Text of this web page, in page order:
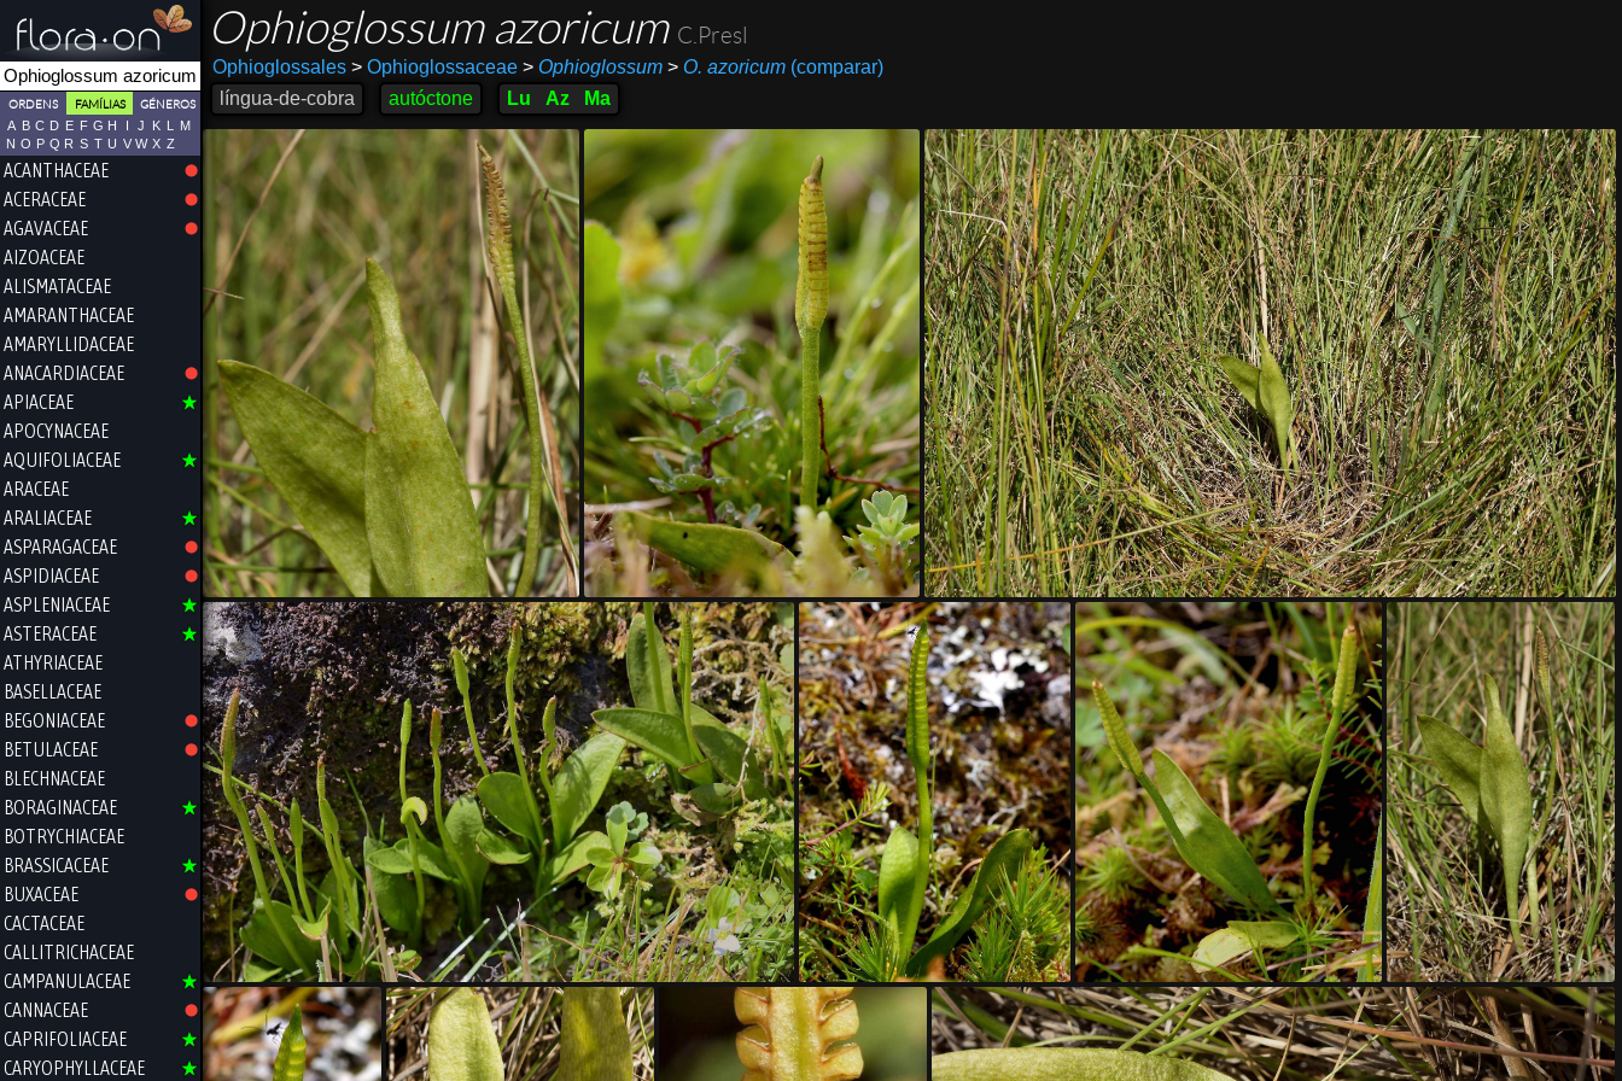
ORDENS FAMÍLIAS GÉNEROS
A B C D E F G H I J K L
M
N O P Q R S T U V W X Z
ACANTHACEAE
ACERACEAE
AGAVACEAE
AIZOACEAE
ALISMATACEAE
AMARANTHACEAE
AMARYLLIDACEAE
ANACARDIACEAE
APIACEAE
APOCYNACEAE
AQUIFOLIACEAE
ARACEAE
ARALIACEAE
ASPARAGACEAE
ASPIDIACEAE
ASPLENIACEAE
ASTERACEAE
ATHYRIACEAE
BASELLACEAE
BEGONIACEAE
BETULACEAE
BLECHNACEAE
BORAGINACEAE
BOTRYCHIACEAE
BRASSICACEAE
BUXACEAE
CACTACEAE
CALLITRICHACEAE
CAMPANULACEAE
CANNACEAE
CAPRIFOLIACEAE
CARYOPHYLLACEAE
Ophioglossum azoricum C.Presl
Ophioglossales >Ophioglossaceae > Ophioglossum > O. azoricum(comparar)
língua-de-cobra
autóctone Lu Az Ma